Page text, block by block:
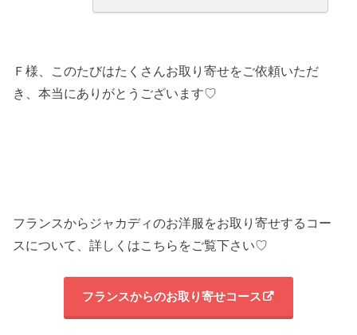
Ｆ様、このたびはたくさんお取り寄せをご依頼いただ
き、本当にありがとうございます♡
フランスからジャカディのお洋服をお取り寄せするコー
スについて、詳しくはこちらをご覧下さい♡
フランスからのお取り寄せコース